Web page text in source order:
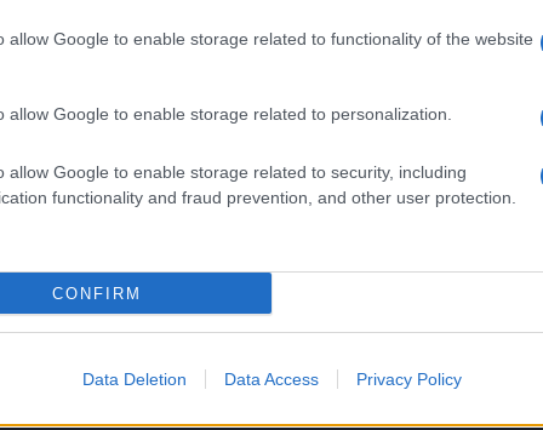
allow Google to enable storage related to functionality of the website
allow Google to enable storage related to personalization.
allow Google to enable storage related to security, including
functionality and fraud prevention, and other user protection.
CONFIRM
Data Deletion Data Access Privacy Policy
di protesta e a sensibilizzare l’opinione
il Sindaco Roberto Gualtieri possa prendere in